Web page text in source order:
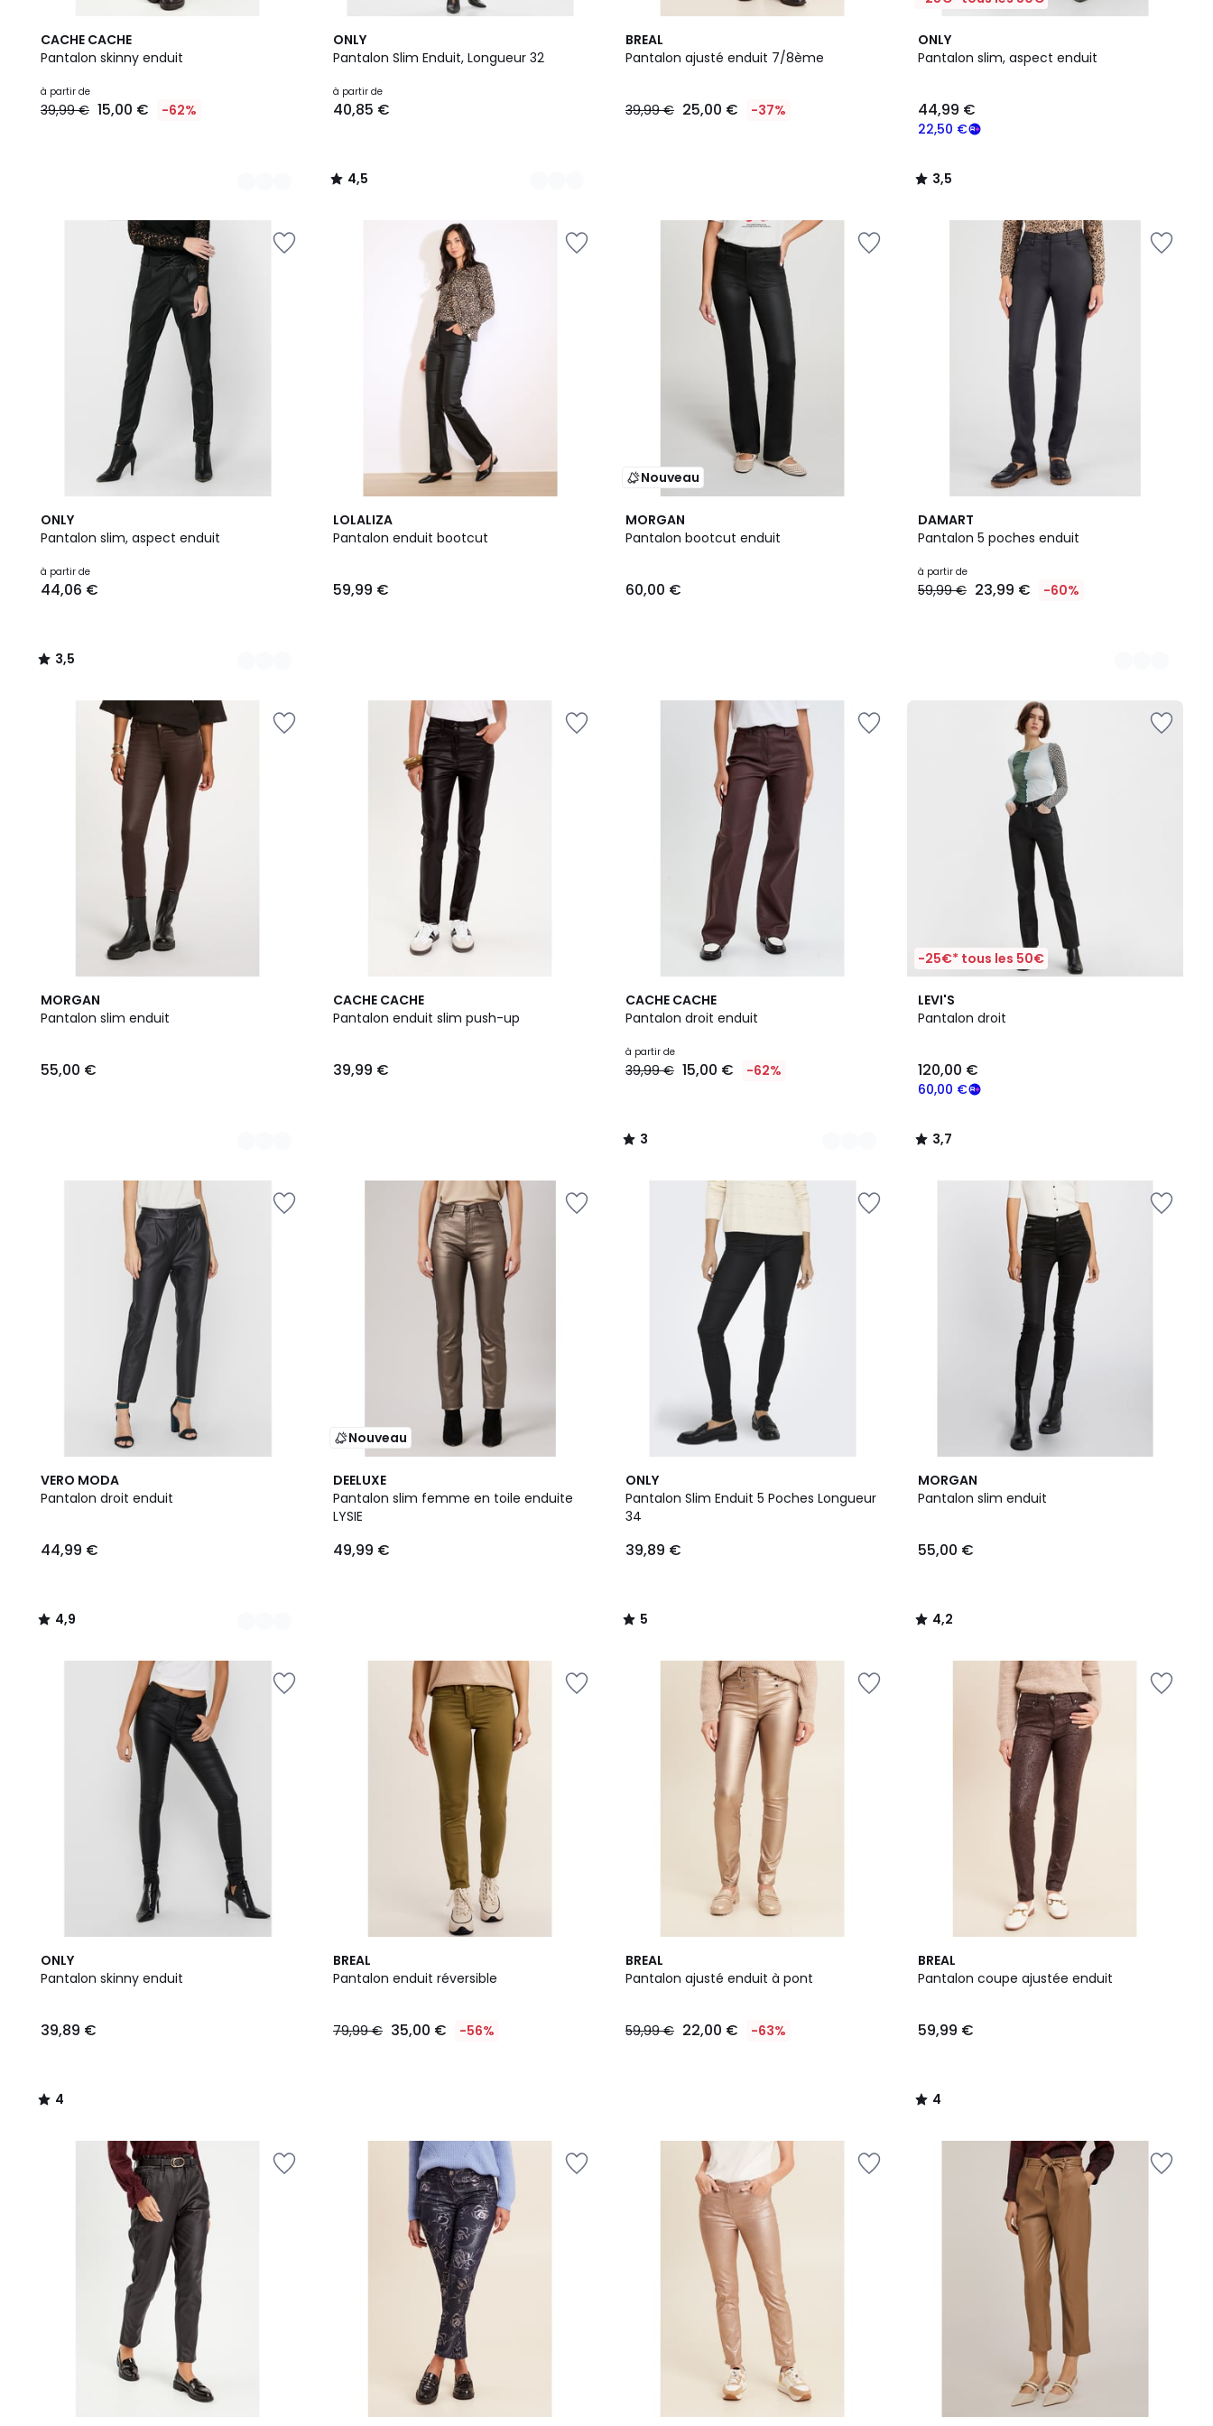
CACHE CACHE
Pantalon skinny enduit
Prix
à
à partir de
39,99 € 15,00 € -62%
2
Couleurs
ONLY
Pantalon Slim Enduit, Longueur 32
à partir de
40,85 €
4,5
/ 5
2
Couleurs
4,5
/
BREAL
Pantalon ajusté enduit 7/8ème
39,99 € 25,00 € -37%
ONLY
Pantalon slim, aspect enduit
22,50 €
44,99 €
3,5
/ 5
3,5
/
ONLY
Pantalon slim, aspect enduit
à partir de
44,06 €
3,5
/ 5
2
Couleurs
3,5
/
LOLALIZA
Pantalon enduit bootcut
59,99 €
Nouveau
MORGAN
Pantalon bootcut enduit
60,00 €
DAMART
Pantalon 5 poches enduit
à partir de
59,99 € 23,99 € -60%
2
Couleurs
MORGAN
Pantalon slim enduit
55,00 €
2
Couleurs
CACHE CACHE
Pantalon enduit slim push-up
39,99 €
CACHE CACHE
Pantalon droit enduit
à partir de
39,99 € 15,00 € -62%
3
/
2
Couleurs
3
/
-25€* tous les 50€
LEVI'S
Pantalon droit
60,00 €
120,00 €
3,7
/ 5
3,7
/
VERO MODA
Pantalon droit enduit
44,99 €
4,9
/ 5
2
Couleurs
4,9
/
Nouveau
DEELUXE
Pantalon slim femme en toile enduite
LYSIE
49,99 €
ONLY
Pantalon Slim Enduit 5 Poches Longueur
34
39,89 €
5
/
5
5
/
MORGAN
Pantalon slim enduit
55,00 €
4,2
/ 5
4,2
/
ONLY
Pantalon skinny enduit
39,89 €
4
/
4
/
BREAL
Pantalon enduit réversible
79,99 € 35,00 € -56%
BREAL
Pantalon ajusté enduit à pont
59,99 € 22,00 € -63%
BREAL
Pantalon coupe ajustée enduit
59,99 €
4
/
4
/